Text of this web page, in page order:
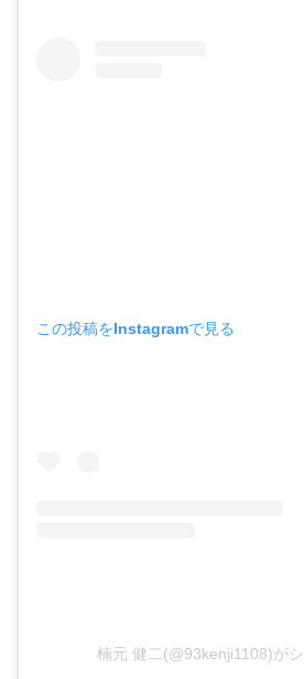
この投稿をInstagramで見る
楠元 健二(@93kenji1108)が